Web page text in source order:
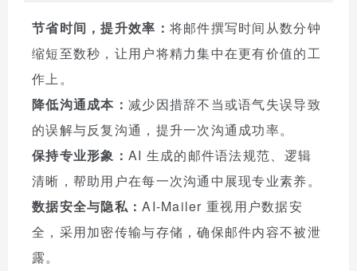
节省时间，提升效率： 将邮件撰写时间从数分钟
缩短至数秒，让用户将精力集中在更有价值的工
作上。
降低沟通成本： 减少因措辞不当或语气失误导致
的误解与反复沟通，提升一次沟通成功率。
保持专业形象： AI 生成的邮件语法规范、逻辑
清晰，帮助用户在每一次沟通中展现专业素养。
数据安全与隐私：AI-Mailer 重视用户数据安
全，采用加密传输与存储，确保邮件内容不被泄
露。